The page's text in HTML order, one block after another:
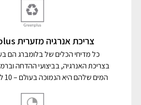
צריכת אנרגיה מזערית Greenplus
בצריכת האנרגיה, בביצועי ההדחה
המים שלהם היא הנמוכה בעולם – 10 ליטר לכל הדחה.